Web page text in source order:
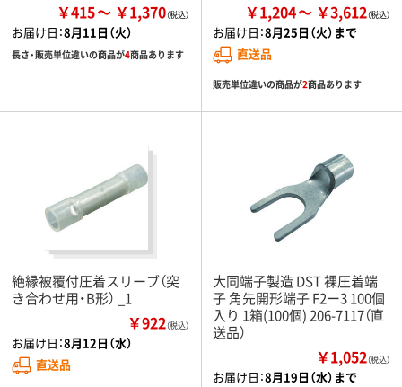
￥415 ￥1,370
お届け日：8月11日（火）
長さ・販売単位違いの商品が4商品あります
￥1,204 ￥3,612
お届け日：8月25日（火）まで
直送品
販売単位違いの商品が2商品あります
絶縁被覆付圧着スリーブ（突
き合わせ用・B形） _1
￥922（税込）
お届け日：8月12日（水）
直送品
大同端子製造 DST 裸圧着端
子 角先開形端子 F2ー3 100個
入り 1箱(100個) 206-7117（直
送品）
￥1,052（税込）
お届け日：8月19日（水）まで